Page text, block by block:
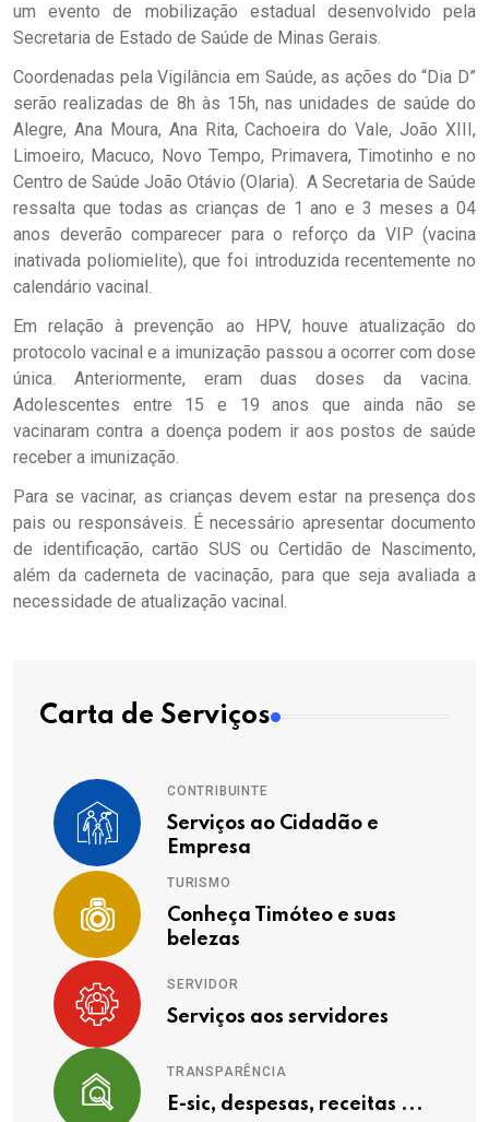
um evento de mobilização estadual desenvolvido pela
Secretaria de Estado de Saúde de Minas Gerais.
Coordenadas pela Vigilância em Saúde, as ações do “Dia D”
serão realizadas de 8h às 15h, nas unidades de saúde do
Alegre, Ana Moura, Ana Rita, Cachoeira do Vale, João XIII,
Limoeiro, Macuco, Novo Tempo, Primavera, Timotinho e no
Centro de Saúde João Otávio (Olaria). A Secretaria de Saúde
ressalta que todas as crianças de 1 ano e 3 meses a 04
anos deverão comparecer para o reforço da VIP (vacina
inativada poliomielite), que foi introduzida recentemente no
calendário vacinal.
Em relação à prevenção ao HPV, houve atualização do
protocolo vacinal e a imunização passou a ocorrer com dose
única. Anteriormente, eram duas doses da vacina.
Adolescentes entre 15 e 19 anos que ainda não se
vacinaram contra a doença podem ir aos postos de saúde
receber a imunização.
Para se vacinar, as crianças devem estar na presença dos
pais ou responsáveis. É necessário apresentar documento
de identificação, cartão SUS ou Certidão de Nascimento,
além da caderneta de vacinação, para que seja avaliada a
necessidade de atualização vacinal.
Carta de Serviços
CONTRIBUINTE
Serviços ao Cidadão e
Empresa
TURISMO
Conheça Timóteo e suas
belezas
SERVIDOR
Serviços aos servidores
TRANSPARÊNCIA
E-sic, despesas, receitas ...